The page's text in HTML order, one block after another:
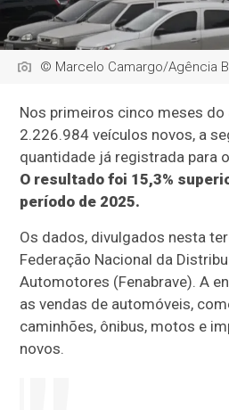
© Marcelo Camargo/Agência
Nos primeiros cinco meses
2.226.984 veículos novos, a
quantidade já registrada para
O resultado foi 15,3%
período de 2025.
Os dados, divulgados nesta
Federação Nacional da
Automotores (Fenabrave). A
as vendas de automóveis,
caminhões, ônibus, motos e
novos.